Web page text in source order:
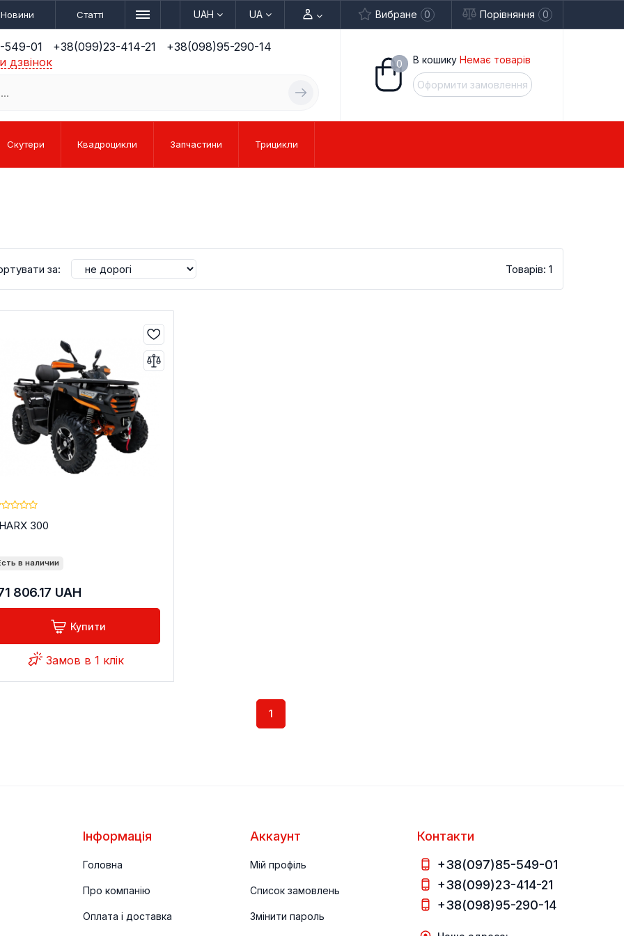
Новини Статті UAH UA Вибране 0 Порівняння 0
549-01 +38(099)23-414-21
+38(098)95-290-14
дзвінок
0 В кошику Немає товарів
Оформити замовлення
КВАДРОЦИКЛИ
ПІТБАЙКИ
Скутери
ЕЛЕКТРОТРАЙКИ
(ТРИКОЛІСНІ)
Квадроцикли Запчастини Трицикли
за: Товарів: 1
300
в наличии
806.17 UAH
Купити
Замов в 1 клік
1
Інформація
Головна
Про компанію
Оплата і доставка
Аккаунт
Мій профіль
Список замовлень
Змінити пароль
Контакти
+38(097)85-549-01
+38(099)23-414-21
+38(098)95-290-14